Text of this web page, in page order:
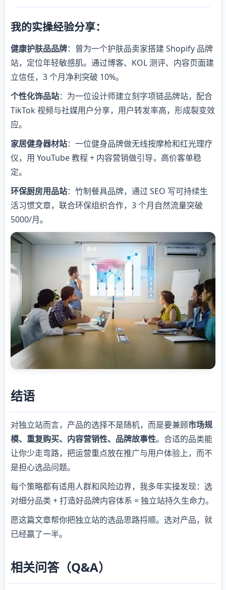
我的实操经验分享：
健康护肤品品牌：曾为一个护肤品卖家搭建 Shopify 品牌
站，定位年轻敏感肌。通过博客、KOL 测评、内容页面建
立信任，3 个月净利突破 10%。
个性化饰品站：为一位设计师建立刻字项链品牌站，配合
TikTok 视频与社媒用户分享，用户转发率高，形成裂变效
应。
家居健身器材站：一位健身品牌做无线按摩枪和红光理疗
仪，用 YouTube 教程 + 内容营销做引导，高价客单稳
定。
环保厨房用品站：竹制餐具品牌，通过 SEO 写可持续生
活习惯文章，联合环保组织合作，3 个月自然流量突破
5000/月。
结语
对独立站而言，产品的选择不是随机，而是要兼顾市场规
模、重复购买、内容营销性、品牌故事性。合适的品类能
让你少走弯路，把运营重点放在推广与用户体验上，而不
是担心选品问题。
每个策略都有适用人群和风险边界，我多年实操发现：选
对细分品类 + 打造好品牌内容体系 = 独立站持久生命力。
愿这篇文章帮你把独立站的选品思路捋顺。选对产品，就
已经赢了一半。
相关问答（Q&A）